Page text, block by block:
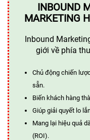
INBOUND
MARKETING
Inbound
giới về phía
Chủ động chiến
sẵn.
Biến khách hàng
Giúp giải quyết lo
Mang lại hiệu quả
(ROI).